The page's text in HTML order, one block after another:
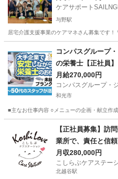
ケアサポート
与野駅
居宅介護支援事業のケアマネさん募集です
与野駅 ケア
コンパスグループ
の栄養士【正社員
月給270,000円
コンパスグループ・
和光市
■主なお仕事内容 ○メニューの企画・献立作
栄養士
【正社員募集】訪
業所で、責任と信
月収280,000円
こしらぶケアステー
北越谷駅